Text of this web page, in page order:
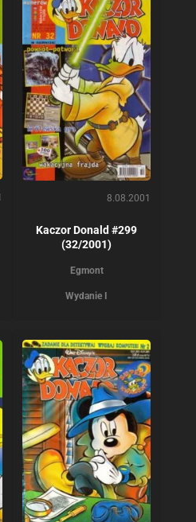
8.08.2001
Kaczor Donald #299
(32/2001)
Egmont
Wydanie I